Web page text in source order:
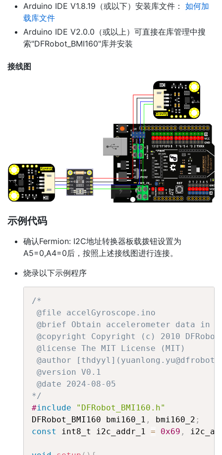
Arduino IDE V1.8.19（或以下）安装库文件： 如何加
载库文件
Arduino IDE V2.0.0（或以上）可直接在库管理中搜
索"DFRobot_BMI160"库并安装
接线图
示例代码
确认Fermion: I2C地址转换器板载拨钮设置为
A5=0,A4=0后，按照上述接线图进行连接。
烧录以下示例程序
/*
@file accelGyroscope.ino
@brief Obtain accelerometer data in
@copyright Copyright (c) 2010
@license The MIT License (MIT)
@author
@version V0.1
@date 2024-08-05
*/
#include
"DFRobot_BMI160.h"
DFRobot_BMI160 bmi160_1 , bmi160_2 ;
const
int8_t i2c_addr_1 = 0x69 ,